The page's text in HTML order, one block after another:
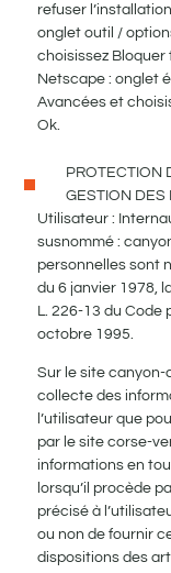
refuser
onglet outil /
choisissez Bloquer
Netscape : onglet
Avancées et
Ok.
PROTECTION
GESTION DES
Utilisateur :
susnommé :
personnelles sont
du 6 janvier 1978,
L. 226-13 du Code
octobre 1995.
Sur le site
collecte des
l’utilisateur que
par le site corse-
informations en
lorsqu’il procède
précisé à
ou non de fournir
dispositions des